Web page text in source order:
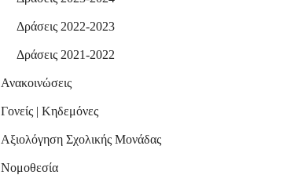
Δράσεις 2022-2023
Δράσεις 2021-2022
Ανακοινώσεις
Γονείς | Κηδεμόνες
Αξιολόγηση Σχολικής Μονάδας
Νομοθεσία